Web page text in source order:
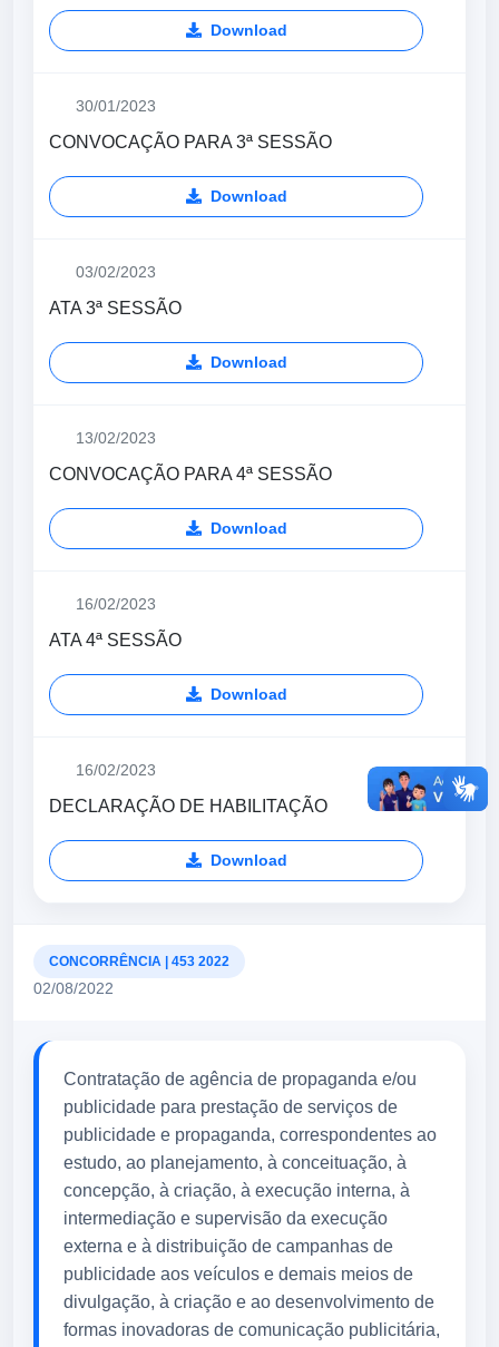
Download
30/01/2023
CONVOCAÇÃO PARA 3ª SESSÃO
Download
03/02/2023
ATA 3ª SESSÃO
Download
13/02/2023
CONVOCAÇÃO PARA 4ª SESSÃO
Download
16/02/2023
ATA 4ª SESSÃO
Download
16/02/2023
DECLARAÇÃO DE HABILITAÇÃO
Download
CONCORRÊNCIA | 453 2022
02/08/2022
Contratação de agência de propaganda e/ou
publicidade para prestação de serviços de
publicidade e propaganda, correspondentes ao
estudo, ao planejamento, à conceituação, à
concepção, à criação, à execução interna, à
intermediação e supervisão da execução
externa e à distribuição de campanhas de
publicidade aos veículos e demais meios de
divulgação, à criação e ao desenvolvimento de
formas inovadoras de comunicação publicitária,